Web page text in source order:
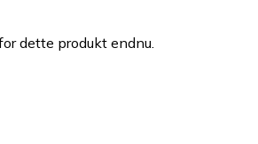
dette produkt endnu.